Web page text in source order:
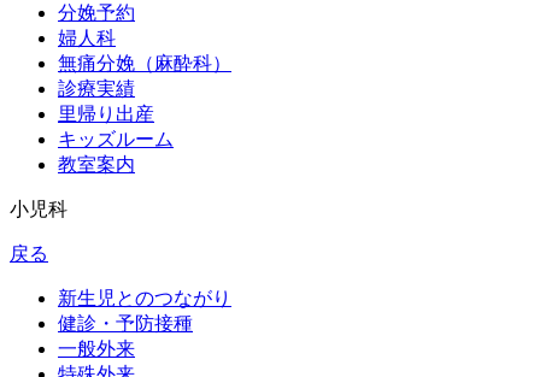
分娩予約
婦人科
無痛分娩（麻酔科）
診療実績
里帰り出産
キッズルーム
教室案内
小児科
戻る
新生児とのつながり
健診・予防接種
一般外来